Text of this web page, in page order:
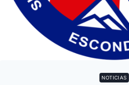
NOTICIAS